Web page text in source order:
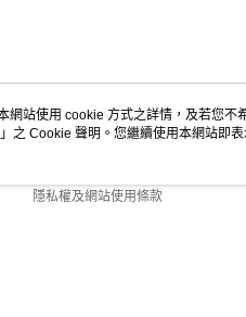
關於我們
隱私權及網站使用條款
網站使用 cookie 方式之詳情，及若您
」之 Cookie 聲明。您繼續使用本網站即